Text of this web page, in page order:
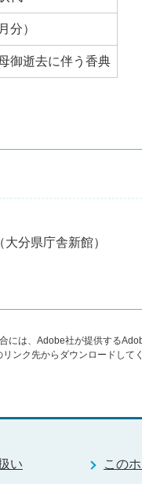
分）
御逝去に伴う香典
分県庁舎新館）
には、Adobe社が提供する
ンク先からダウンロードして
い この